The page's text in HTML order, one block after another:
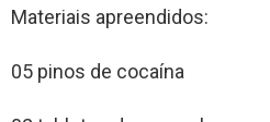
Materiais apreendidos:
05 pinos de cocaína